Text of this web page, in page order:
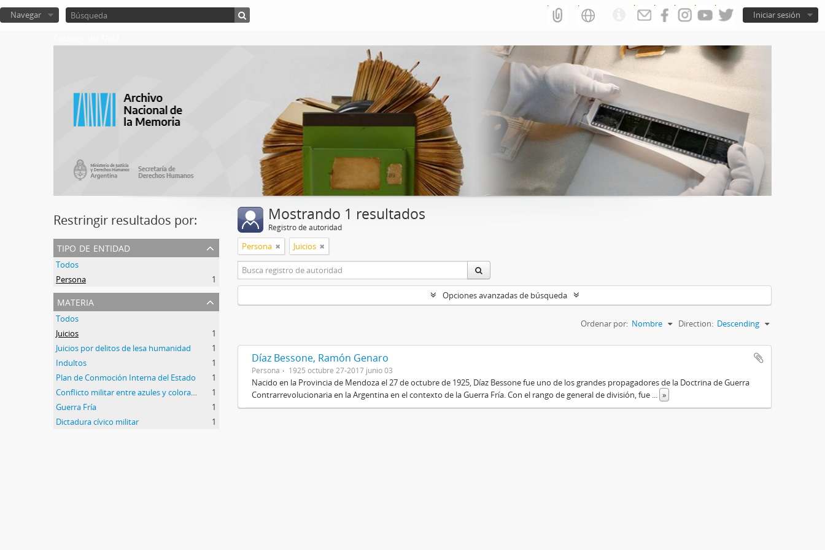
Iniciar sesión
Navegar
Restringir resultados por:
tipo de entidad
Todos
Persona
1
materia
Todos
Juicios
1
Juicios por delitos de lesa humanidad
1
Indultos
1
Plan de Conmoción Interna del Estado
1
1
Guerra Fría
1
Dictadura cívico militar
1
Mostrando 1 resultados
Registro de autoridad
Persona Juicios
Opciones avanzadas de búsqueda
Ordenar por: Nombre Direction: Descending
Díaz Bessone, Ramón Genaro
Persona 1925 octubre 27-2017 junio 03
Nacido en la Provincia de Mendoza el 27 de octubre de 1925, Díaz Bessone fue uno de los grandes propagadores de la Doctrina de Guerra
Contrarrevolucionaria en la Argentina en el contexto de la Guerra Fría. Con el rango de general de división, fue
»